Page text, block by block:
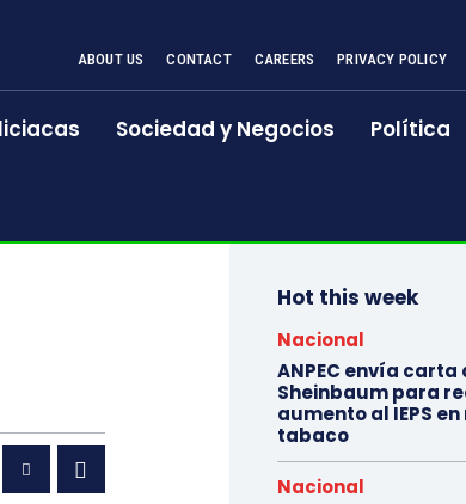
ABOUT US CONTACT CAREERS PRIVACY POLICY
Sociedad y Negocios Política
Hot this week
Nacional
ANPEC envía carta
Sheinbaum para
aumento al IEPS
tabaco
Nacional